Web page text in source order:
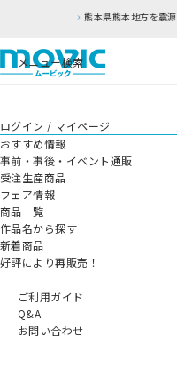
方を震源とする地震の影響につきまして
メニュー検索
ログイン / マイページ
おすすめ情報
事前・事後・イベント通販
受注生産商品
フェア情報
商品一覧
作品名から探す
新着商品
好評により再販売！
ご利用ガイド
Q&A
お問い合わせ